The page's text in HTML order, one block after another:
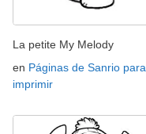
La petite My Melody
en Páginas de Sanrio para
imprimir